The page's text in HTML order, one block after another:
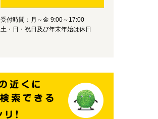
受付時間：月～金 9:00～17:00
土・日・祝日及び年末年始は休日